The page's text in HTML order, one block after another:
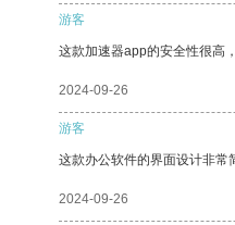
游客
这款加速器app的安全性很高
2024-09-26
游客
这款办公软件的界面设计非常
2024-09-26